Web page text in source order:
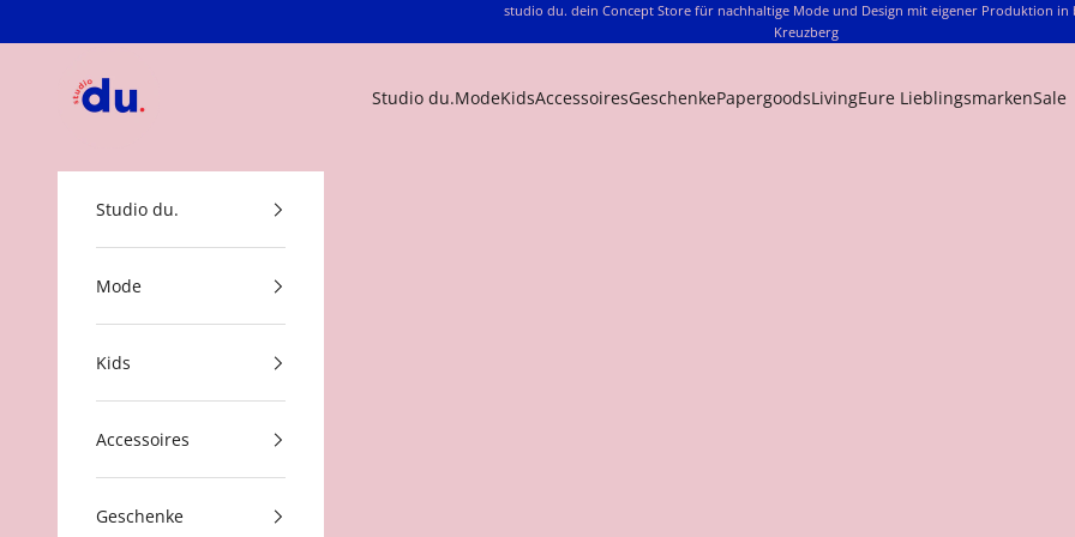
studio du. dein Concept Store für nachhaltige Mode und Design mit eigener Produktion in
Kreuzberg
Studio du.ModeKidsAccessoiresGeschenkePapergoodsLivingEure LieblingsmarkenSale
Studio du.
Mode
Kids
Accessoires
Geschenke